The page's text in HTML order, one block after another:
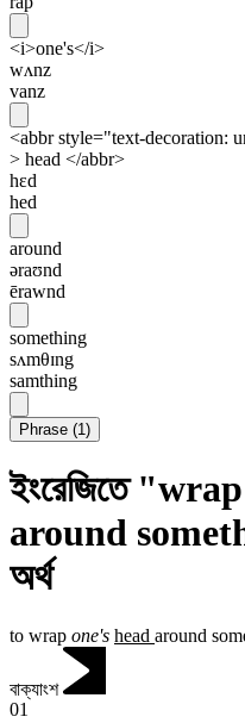
<i>one's</i>
wʌnz
vanz
<abbr style="text-decoration:
> head </abbr>
hɛd
hed
around
əraʊnd
ērawnd
something
sʌmθɪng
samthing
Phrase (1)
ইংরেজিতে
around
অর্থ
to wrap one's head around
বাক্যাংশ
01